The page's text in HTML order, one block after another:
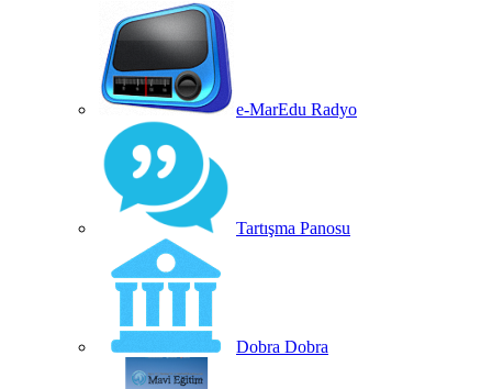
e-MarEdu Radyo
Tartışma Panosu
Dobra Dobra